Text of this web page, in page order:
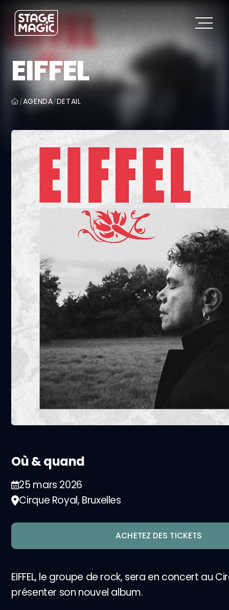
EIFFEL
/AGENDA/DETAIL
Où & quand
25 mars 2026
Cirque Royal, Bruxelles
ACHETEZ DES TICKETS
EIFFEL, le groupe de rock, sera en concert au
présenter son nouvel album.